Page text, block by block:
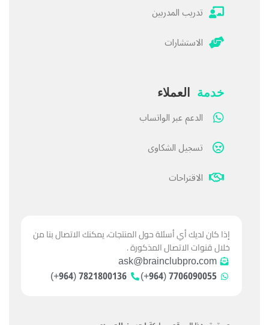
تدريب المدربين
الاستشارات
خدمة العملاء
الدعم عبر الواتساب
تسجيل الشكاوى
الاقتراحات
إذا كان لديك أي أسئلة حول المنتجات، يمكنك الاتصال بنا من
خلال قنوات الاتصال المذكورة .
ask@brainclubpro.com
7706090055 (964+)
7821800136 (964+)